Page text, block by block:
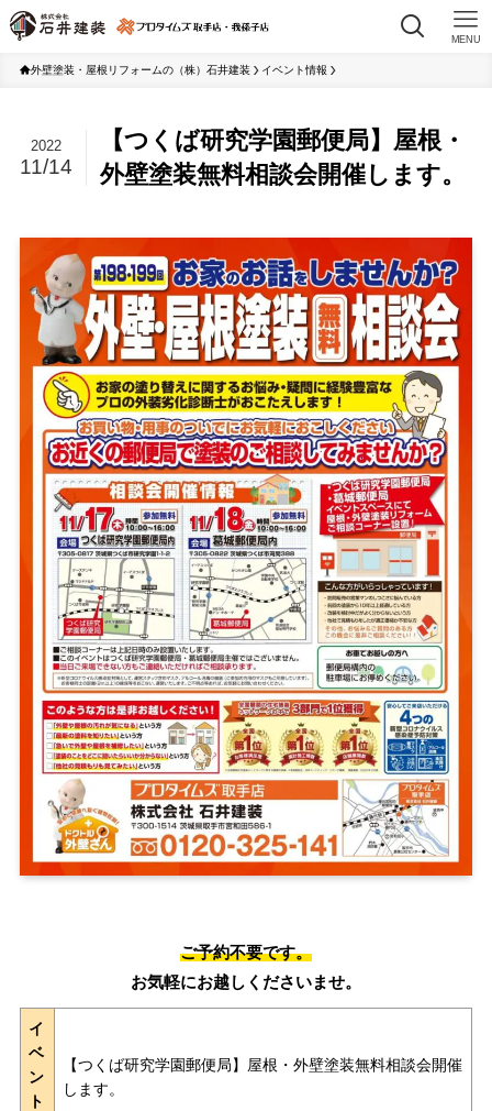
MENU
外壁塗装・屋根リフォームの（株）石井建装 イベント情報
【つくば研究学園郵便局】屋根・
外壁塗装無料相談会開催します。
2022
11/14
ご予約不要です。
お気軽にお越しくださいませ。
イ
ベ
ン
ト
【つくば研究学園郵便局】屋根・外壁塗装無料相談会開催
します。